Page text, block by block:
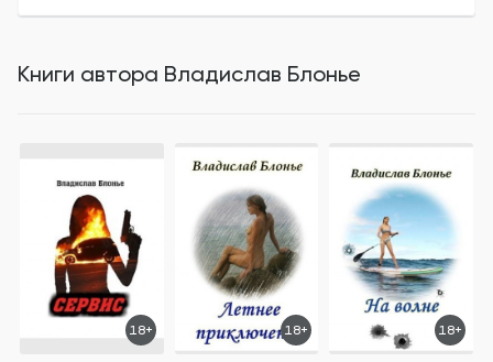
Книги автора Владислав Блонье
18+ 18+ 18+